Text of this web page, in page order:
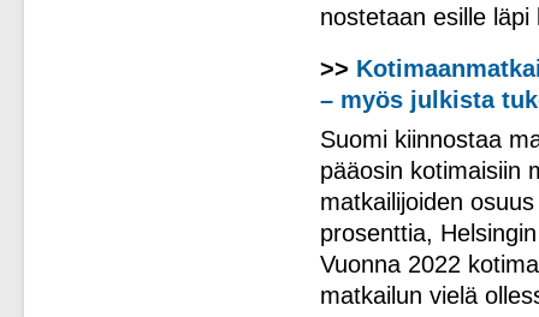
nostetaan esille
>>
– myös julkista
Suomi kiinnostaa
pääosin kotimaisiin
matkailijoiden
prosenttia,
Vuonna 2022
matkailun vielä